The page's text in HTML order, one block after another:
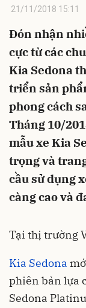
21/11/2018 15:11
Đón nhận
cực từ các
Kia Sedona
triển sản
phong cách
Tháng 10/
mẫu xe Kia
trọng và
cầu sử dụng
càng cao và
Tại thị trường
Kia Sedona
phiên bản lựa
Sedona